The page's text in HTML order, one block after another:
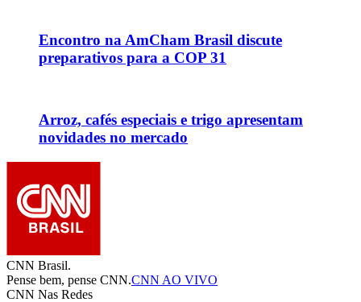
Encontro na AmCham Brasil discute
preparativos para a COP 31
Arroz, cafés especiais e trigo apresentam
novidades no mercado
CNN Brasil.
Pense bem, pense CNN.CNN AO VIVO
CNN Nas Redes